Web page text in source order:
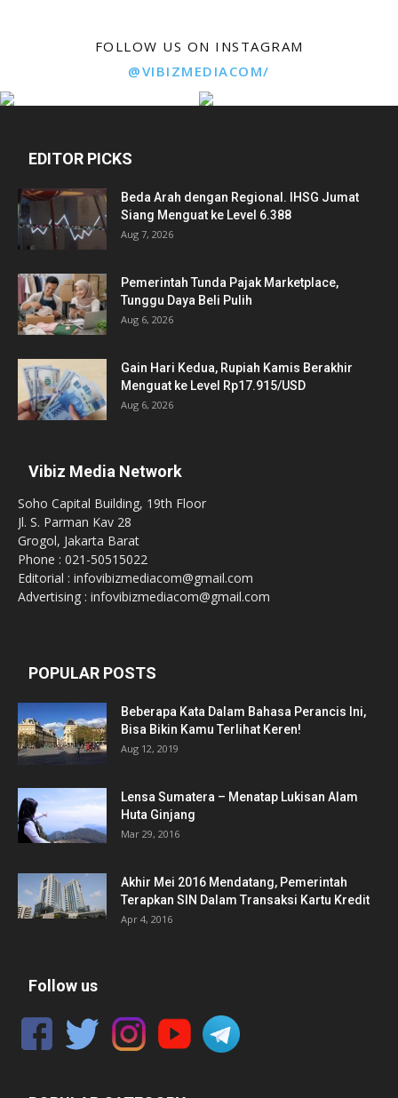
FOLLOW US ON INSTAGRAM
@VIBIZMEDIACOM/
EDITOR PICKS
Beda Arah dengan Regional. IHSG Jumat
Siang Menguat ke Level 6.388
Aug 7, 2026
Pemerintah Tunda Pajak Marketplace,
Tunggu Daya Beli Pulih
Aug 6, 2026
Gain Hari Kedua, Rupiah Kamis Berakhir
Menguat ke Level Rp17.915/USD
Aug 6, 2026
Vibiz Media Network
Soho Capital Building, 19th Floor
Jl. S. Parman Kav 28
Grogol, Jakarta Barat
Phone : 021-50515022
Editorial : infovibizmediacom@gmail.com
Advertising : infovibizmediacom@gmail.com
POPULAR POSTS
Beberapa Kata Dalam Bahasa Perancis Ini,
Bisa Bikin Kamu Terlihat Keren!
Aug 12, 2019
Lensa Sumatera – Menatap Lukisan Alam
Huta Ginjang
Mar 29, 2016
Akhir Mei 2016 Mendatang, Pemerintah
Terapkan SIN Dalam Transaksi Kartu Kredit
Apr 4, 2016
Follow us